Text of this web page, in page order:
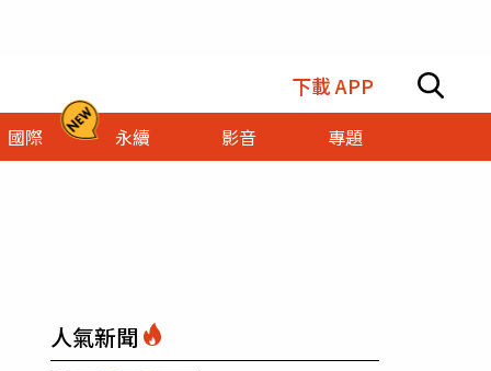
下載 APP
國際 永續 影音 專題
人氣新聞